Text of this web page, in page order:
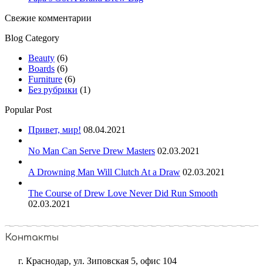
Свежие комментарии
Blog Category
Beauty (6)
Boards (6)
Furniture (6)
Без рубрики (1)
Popular Post
Привет, мир! 08.04.2021
No Man Can Serve Drew Masters 02.03.2021
A Drowning Man Will Clutch At a Draw 02.03.2021
The Course of Drew Love Never Did Run Smooth
02.03.2021
Контакты
г. Краснодар, ул. Зиповская 5, офис 104